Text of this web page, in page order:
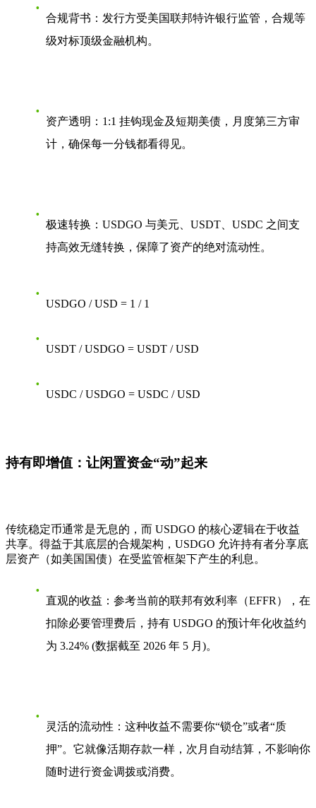
合规背书 ：发行方受美国联邦特许银行监管，合规等
级对标顶级金融机构。
资产透明 ：1:1 挂钩现金及短期美债，月度第三方审
计，确保每一分钱都看得见。
极速转换 ：USDGO 与美元、USDT、USDC 之间支
持高效无缝转换，保障了资产的绝对流动性。
USDGO / USD = 1 / 1
USDT / USDGO = USDT / USD
USDC / USDGO = USDC / USD
持有即增值：让闲置资金“动”起来
传统稳定币通常是无息的，而 USDGO 的核心逻辑在于收益
共享。得益于其底层的合规架构，USDGO 允许持有者分享底
层资产（如美国国债）在受监管框架下产生的利息。
直观的收益 ：参考当前的联邦有效利率（EFFR），在
扣除必要管理费后，持有 USDGO 的预计年化收益约
为 3.24% (数据截至 2026 年 5 月)。
灵活的流动性 ：这种收益不需要你“锁仓”或者“质
押”。它就像活期存款一样，次月自动结算，不影响你
随时进行资金调拨或消费。